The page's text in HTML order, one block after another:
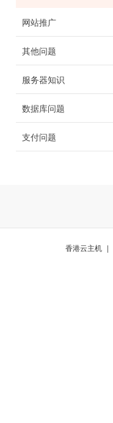
网站推广
其他问题
服务器知识
数据库问题
支付问题
香港云主机 |